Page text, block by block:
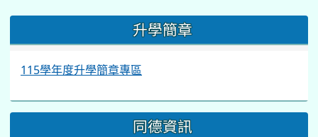
::: 升學簡章
115學年度升學簡章專區
同德資訊